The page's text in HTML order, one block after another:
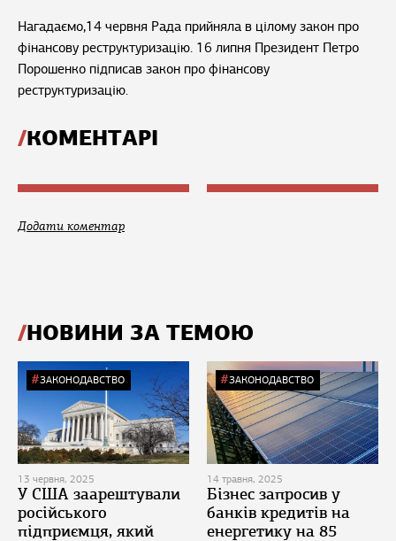
Нагадаємо,14 червня Рада прийняла в цілому закон про
фінансову реструктуризацію. 16 липня Президент Петро
Порошенко підписав закон про фінансову
реструктуризацію.
КОМЕНТАРІ
Додати коментар
НОВИНИ ЗА ТЕМОЮ
ЗАКОНОДАВСТВО
13 червня, 2025
У США заарештували
російського
підприємця, який
ЗАКОНОДАВСТВО
14 травня, 2025
Бізнес запросив у
банків кредитів на
енергетику на 85